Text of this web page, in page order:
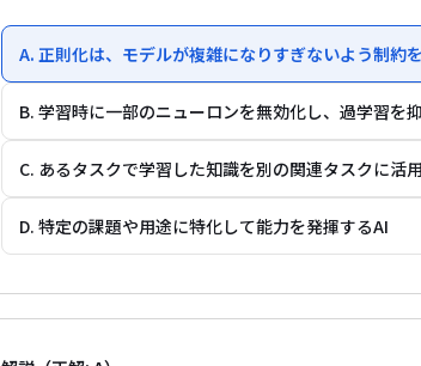
A. 正則化は、モデルが複雑になりすぎないよう制約
B. 学習時に一部のニューロンを無効化し、過学習を
C. あるタスクで学習した知識を別の関連タスクに活
D. 特定の課題や用途に特化して能力を発揮するAI